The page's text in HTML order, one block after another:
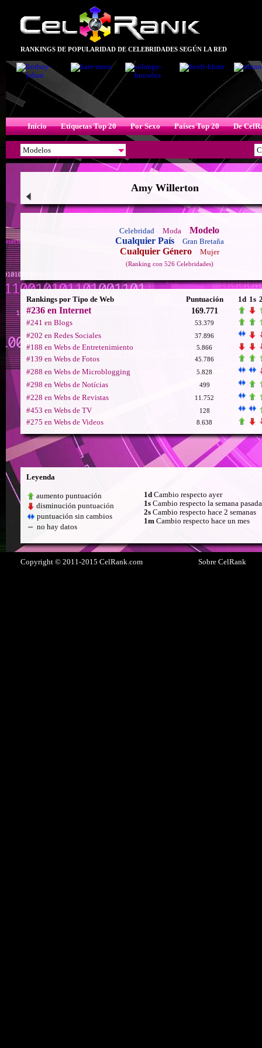
RANKINGS DE POPULARIDAD DE CELEBRIDADES SEGÚN LA RED
Inicio Etiquetas Top 20 Por Sexo Países Top 20 De
Amy Willerton
Celebridad Moda
Modelo
Cualquier País
Gran Bretaña
Cualquier Género Mujer
(Ranking con 526 Celebridades)
Rankings por Tipo de Web Puntuación 1d 1s
#236 en Internet
169.771
#241 en Blogs
53.379
#202 en Redes Sociales 37.896
#188 en Webs de Entretenimiento 5.866
#139 en Webs de Fotos 45.786
#288 en Webs de Microblogging 5.828
#298 en Webs de Notícias 499
#228 en Webs de Revistas 11.752
#453 en Webs de TV 128
#275 en Webs de Videos 8.638
Leyenda
aumento puntuación
disminución puntuación
puntuación sin cambios
no hay datos
1d Cambio respecto ayer
1s Cambio respecto la semana pasada
2s Cambio respecto hace 2 semanas
1m Cambio respecto hace un mes
Copyright © 2011-2015 CelRank.com Sobre CelRank